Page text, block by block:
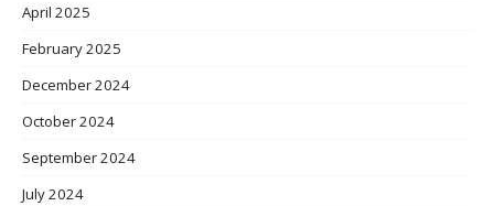
April 2025
February 2025
December 2024
October 2024
September 2024
July 2024